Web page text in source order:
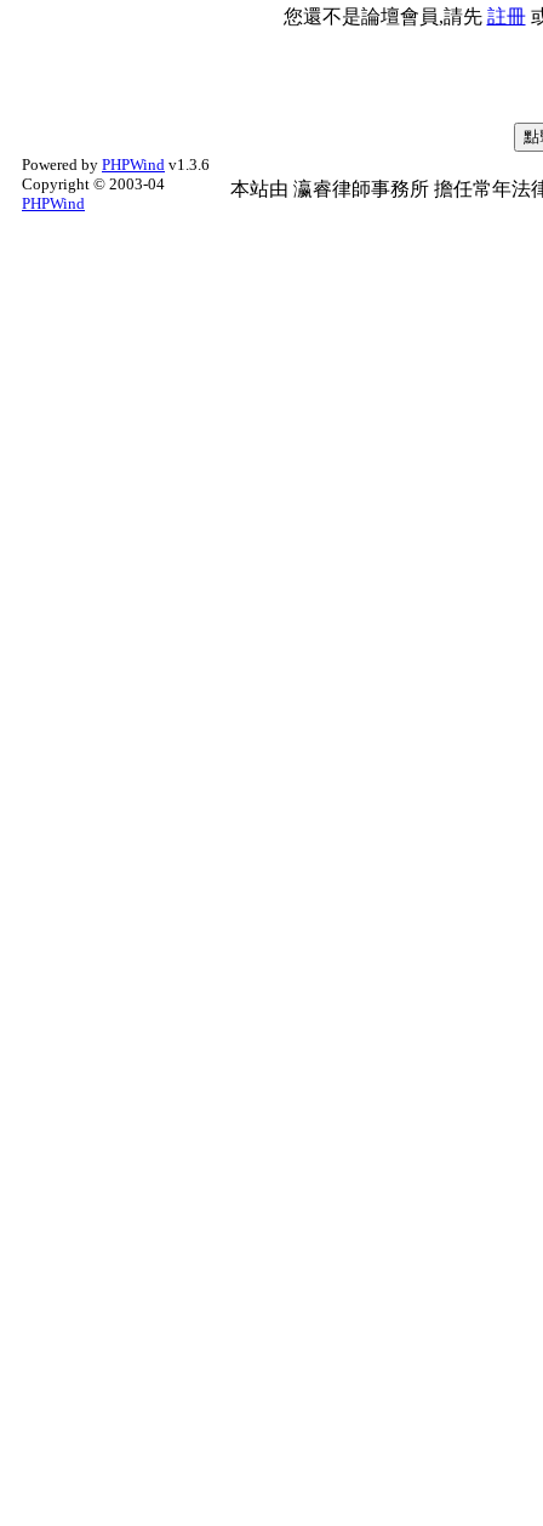
您還不是論壇會員,請先 註冊
Powered by PHPWind v1.3.6
Copyright © 2003-04
PHPWind
本站由 瀛睿律師事務所 擔任常年法